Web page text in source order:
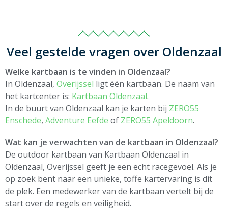
Veel gestelde vragen over Oldenzaal
Welke kartbaan is te vinden in Oldenzaal?
In Oldenzaal, Overijssel ligt één kartbaan. De naam van
het kartcenter is: Kartbaan Oldenzaal.
In de buurt van Oldenzaal kan je karten bij ZERO55
Enschede, Adventure Eefde of ZERO55 Apeldoorn.
Wat kan je verwachten van de kartbaan in Oldenzaal?
De outdoor kartbaan van Kartbaan Oldenzaal in
Oldenzaal, Overijssel geeft je een echt racegevoel. Als je
op zoek bent naar een unieke, toffe kartervaring is dit
de plek. Een medewerker van de kartbaan vertelt bij de
start over de regels en veiligheid.